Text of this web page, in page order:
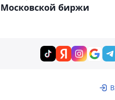
Московской биржи